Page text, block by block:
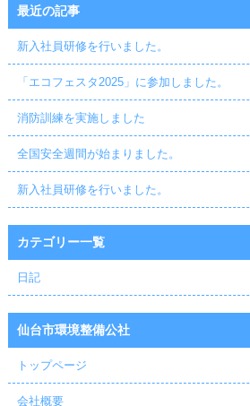
最近の記事
新入社員研修を行いました。
「エコフェスタ2025」に参加しました。
消防訓練を実施しました
全国安全週間が始まりました。
新入社員研修を行いました。
カテゴリー一覧
日記
仙台市環境整備公社
トップページ
会社概要